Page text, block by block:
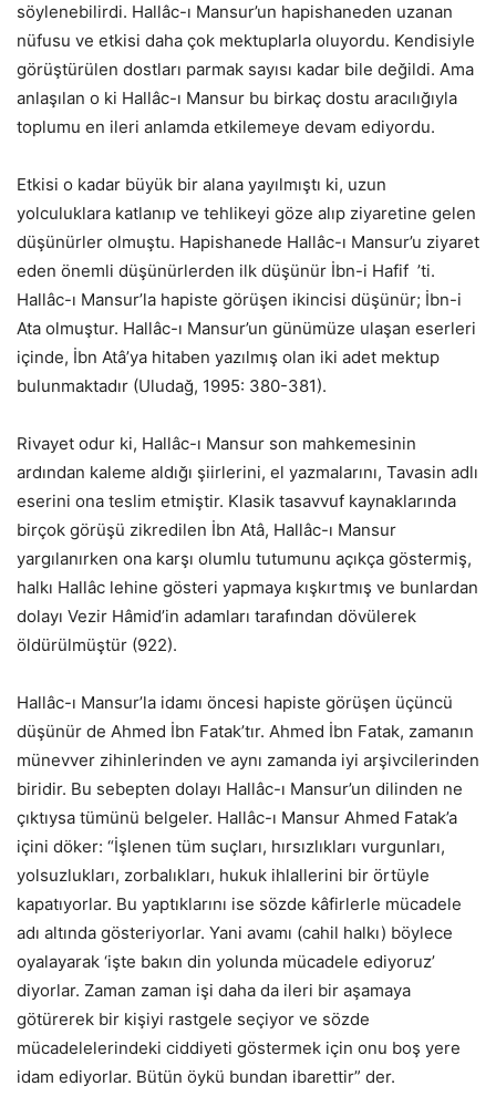
söylenebilirdi. Hallâc-ı Mansur’un hapishaneden uzanan
nüfusu ve etkisi daha çok mektuplarla oluyordu. Kendisiyle
görüştürülen dostları parmak sayısı kadar bile değildi. Ama
anlaşılan o ki Hallâc-ı Mansur bu birkaç dostu aracılığıyla
toplumu en ileri anlamda etkilemeye devam ediyordu.
Etkisi o kadar büyük bir alana yayılmıştı ki, uzun
yolculuklara katlanıp ve tehlikeyi göze alıp ziyaretine gelen
düşünürler olmuştu. Hapishanede Hallâc-ı Mansur’u ziyaret
eden önemli düşünürlerden ilk düşünür İbn-i Hafif ’ti.
Hallâc-ı Mansur’la hapiste görüşen ikincisi düşünür; İbn-i
Ata olmuştur. Hallâc-ı Mansur’un günümüze ulaşan eserleri
içinde, İbn Atâ’ya hitaben yazılmış olan iki adet mektup
bulunmaktadır (Uludağ, 1995: 380-381).
Rivayet odur ki, Hallâc-ı Mansur son mahkemesinin
ardından kaleme aldığı şiirlerini, el yazmalarını, Tavasin adlı
eserini ona teslim etmiştir. Klasik tasavvuf kaynaklarında
birçok görüşü zikredilen İbn Atâ, Hallâc-ı Mansur
yargılanırken ona karşı olumlu tutumunu açıkça göstermiş,
halkı Hallâc lehine gösteri yapmaya kışkırtmış ve bunlardan
dolayı Vezir Hâmid’in adamları tarafından dövülerek
öldürülmüştür (922).
Hallâc-ı Mansur’la idamı öncesi hapiste görüşen üçüncü
düşünür de Ahmed İbn Fatak’tır. Ahmed İbn Fatak, zamanın
münevver zihinlerinden ve aynı zamanda iyi arşivcilerinden
biridir. Bu sebepten dolayı Hallâc-ı Mansur’un dilinden ne
çıktıysa tümünü belgeler. Hallâc-ı Mansur Ahmed Fatak’a
içini döker: “İşlenen tüm suçları, hırsızlıkları vurgunları,
yolsuzlukları, zorbalıkları, hukuk ihlallerini bir örtüyle
kapatıyorlar. Bu yaptıklarını ise sözde kâfirlerle mücadele
adı altında gösteriyorlar. Yani avamı (cahil halkı) böylece
oyalayarak ‘işte bakın din yolunda mücadele ediyoruz’
diyorlar. Zaman zaman işi daha da ileri bir aşamaya
götürerek bir kişiyi rastgele seçiyor ve sözde
mücadelelerindeki ciddiyeti göstermek için onu boş yere
idam ediyorlar. Bütün öykü bundan ibarettir” der.